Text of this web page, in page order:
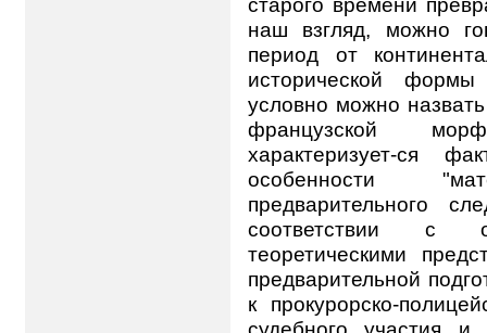
наш взгляд, можно
период от
исторической формы
условно можно
французской
характеризует-ся
особенности
предварительного
соответствии с
теоретическими
предварительной
к прокурорско-